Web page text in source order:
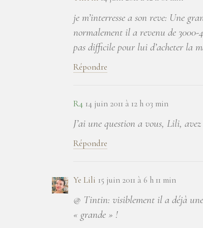
je m’interresse a son reve: Une
normalement il a revenu de 3000-
pas difficile pour lui d’acheter la
Répondre
R4 14 juin 2011 à 12 h 03 min
J’ai une question a vous, Lili,
Répondre
Ye Lili 15 juin 2011 à 6 h 11 min
@ Tintin: visiblement il a déjà
« grande » !